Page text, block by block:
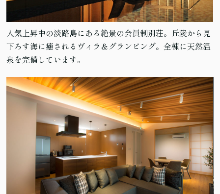
人気上昇中の淡路島にある絶景の会員制別荘。丘陵から見
下ろす海に癒されるヴィラ＆グランピング。全棟に天然温
泉を完備しています。